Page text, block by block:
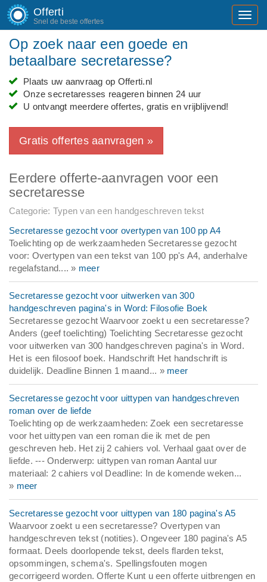
Offerti
Snel de beste offertes
Op zoek naar een goede en
betaalbare secretaresse?
Plaats uw aanvraag op Offerti.nl
Onze secretaresses reageren binnen 24 uur
U ontvangt meerdere offertes, gratis en vrijblijvend!
Gratis offertes aanvragen »
Eerdere offerte-aanvragen voor een
secretaresse
Categorie: Typen van een handgeschreven tekst
Secretaresse gezocht voor overtypen van 100 pp A4
Toelichting op de werkzaamheden Secretaresse gezocht
voor: Overtypen van een tekst van 100 pp's A4, anderhalve
regelafstand.... » meer
Secretaresse gezocht voor uitwerken van 300
handgeschreven pagina's in Word: Filosofie Boek
Secretaresse gezocht Waarvoor zoekt u een secretaresse?
Anders (geef toelichting) Toelichting Secretaresse gezocht
voor uitwerken van 300 handgeschreven pagina's in Word.
Het is een filosoof boek. Handschrift Het handschrift is
duidelijk. Deadline Binnen 1 maand... » meer
Secretaresse gezocht voor uittypen van handgeschreven
roman over de liefde
Toelichting op de werkzaamheden: Zoek een secretaresse
voor het uittypen van een roman die ik met de pen
geschreven heb. Het zij 2 cahiers vol. Verhaal gaat over de
liefde. --- Onderwerp: uittypen van roman Aantal uur
materiaal: 2 cahiers vol Deadline: In de komende weken...
» meer
Secretaresse gezocht voor uittypen van 180 pagina's A5
Waarvoor zoekt u een secretaresse? Overtypen van
handgeschreven tekst (notities). Ongeveer 180 pagina's A5
formaat. Deels doorlopende tekst, deels flarden tekst,
opsommingen, schema's. Spellingsfouten mogen
gecorrigeerd worden. Offerte Kunt u een offerte uitbrengen en